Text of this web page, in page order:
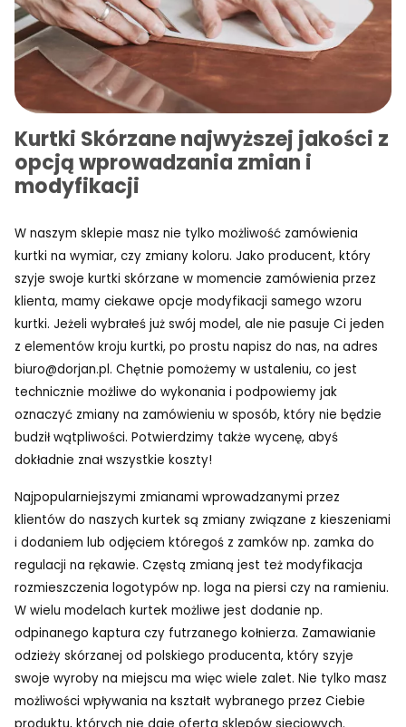
Kurtki Skórzane najwyższej jakości z
opcją wprowadzania zmian i
modyfikacji
W naszym sklepie masz nie tylko możliwość zamówienia
kurtki na wymiar, czy zmiany koloru. Jako producent, który
szyje swoje kurtki skórzane w momencie zamówienia przez
klienta, mamy ciekawe opcje modyfikacji samego wzoru
kurtki. Jeżeli wybrałeś już swój model, ale nie pasuje Ci jeden
z elementów kroju kurtki, po prostu napisz do nas, na adres
biuro@dorjan.pl. Chętnie pomożemy w ustaleniu, co jest
technicznie możliwe do wykonania i podpowiemy jak
oznaczyć zmiany na zamówieniu w sposób, który nie będzie
budził wątpliwości. Potwierdzimy także wycenę, abyś
dokładnie znał wszystkie koszty!
Najpopularniejszymi zmianami wprowadzanymi przez
klientów do naszych kurtek są zmiany związane z kieszeniami
i dodaniem lub odjęciem któregoś z zamków np. zamka do
regulacji na rękawie. Częstą zmianą jest też modyfikacja
rozmieszczenia logotypów np. loga na piersi czy na ramieniu.
W wielu modelach kurtek możliwe jest dodanie np.
odpinanego kaptura czy futrzanego kołnierza. Zamawianie
odzieży skórzanej od polskiego producenta, który szyje
swoje wyroby na miejscu ma więc wiele zalet. Nie tylko masz
możliwości wpływania na kształt wybranego przez Ciebie